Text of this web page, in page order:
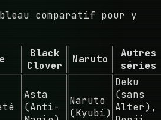
comparatif pour y
Black
Clover
Naruto
Autres
séries
Asta
(Anti-
Naruto
(Kyubi)
Deku
(sans
Alter),